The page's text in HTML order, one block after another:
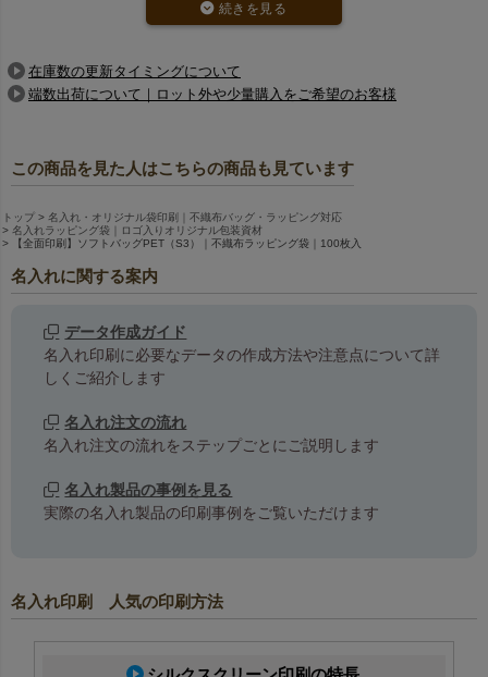
版データ作成方法はこちら
価格は、製品代 に印刷代を加えた合計額となります。
※ご注文は100枚以上から承ります。
エンボス加工がない、やわらか
な風合いのポリエステル不織布
シールが貼れます
在庫数の更新タイミングについて
端数出荷について｜ロット外や少量購入をご希望のお客様
この商品を見た人はこちらの商品も見ています
トップ
名入れ・オリジナル袋印刷｜不織布バッグ・ラッピング対応
名入れラッピング袋｜ロゴ入りオリジナル包装資材
【全面印刷】ソフトバッグPET（S3）｜不織布ラッピング袋｜100枚入
名入れに関する案内
データ作成ガイド
名入れ印刷に必要なデータの作成方法や注意点について詳
しくご紹介します
名入れ注文の流れ
名入れ注文の流れをステップごとにご説明します
名入れ製品の事例を見る
実際の名入れ製品の印刷事例をご覧いただけます
名入れ印刷 人気の印刷方法